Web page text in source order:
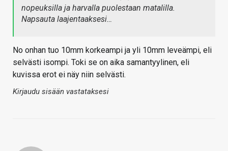
nopeuksilla ja harvalla puolestaan matalilla.
Napsauta laajentaaksesi…
No onhan tuo 10mm korkeampi ja yli 10mm leveämpi, eli
selvästi isompi. Toki se on aika samantyylinen, eli
kuvissa erot ei näy niin selvästi.
Kirjaudu sisään vastataksesi